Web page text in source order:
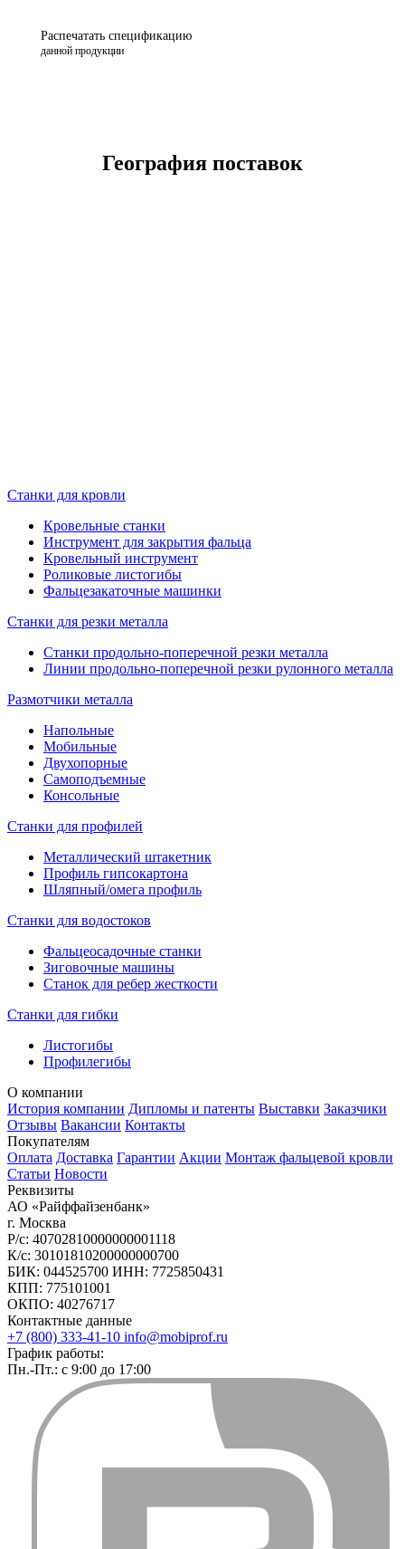
Распечатать спецификацию
данной продукции
География поставок
Станки для кровли
Кровельные станки
Инструмент для закрытия фальца
Кровельный инструмент
Роликовые листогибы
Фальцезакаточные машинки
Станки для резки металла
Станки продольно-поперечной резки металла
Линии продольно-поперечной резки рулонного металла
Размотчики металла
Напольные
Мобильные
Двухопорные
Самоподъемные
Консольные
Станки для профилей
Металлический штакетник
Профиль гипсокартона
Шляпный/омега профиль
Станки для водостоков
Фальцеосадочные станки
Зиговочные машины
Станок для ребер жесткости
Станки для гибки
Листогибы
Профилегибы
О компании
История компании Дипломы и патенты Выставки Заказчики
Отзывы Вакансии Контакты
Покупателям
Оплата Доставка Гарантии Акции Монтаж фальцевой кровли
Статьи Новости
Реквизиты
АО «Райффайзенбанк»
г. Москва
Р/с: 40702810000000001118
К/с: 30101810200000000700
БИК: 044525700 ИНН: 7725850431
КПП: 775101001
ОКПО: 40276717
Контактные данные
+7 (800) 333-41-10 info@mobiprof.ru
График работы:
Пн.-Пт.: с 9:00 до 17:00